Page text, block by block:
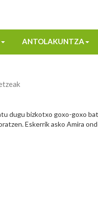
ANTOLAKUNTZA
dugu bizkotxo goxo-goxo
Eskerrik asko Amira